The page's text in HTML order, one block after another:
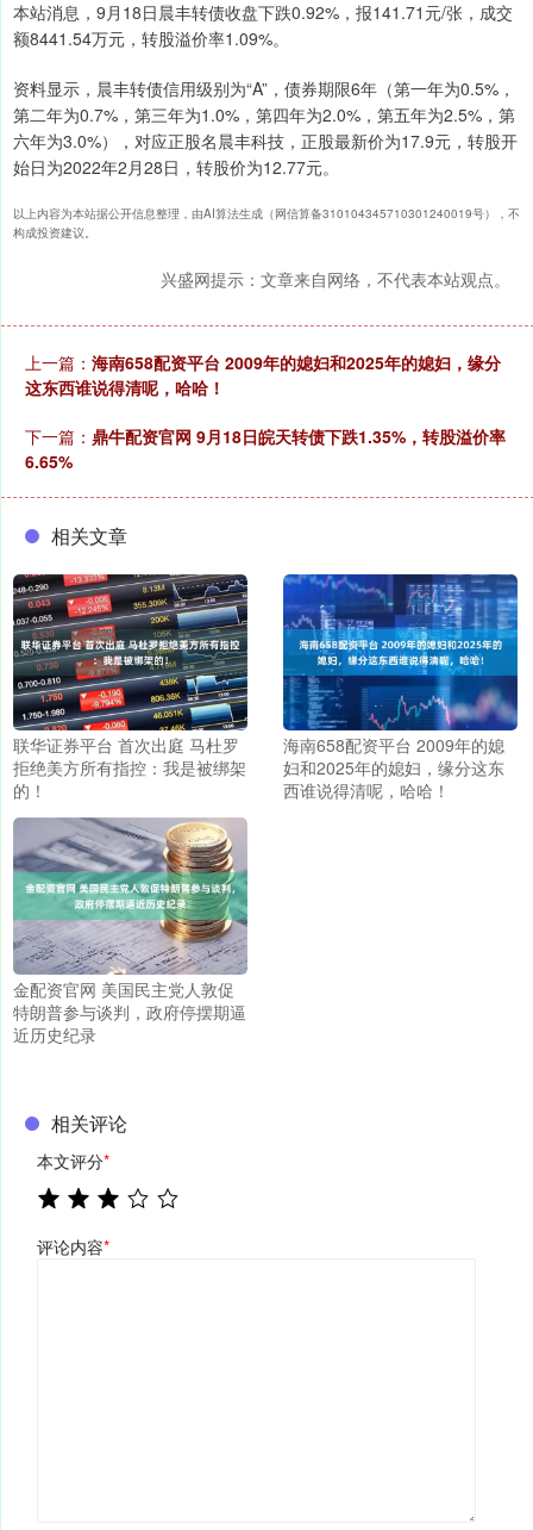
本站消息，9月18日晨丰转债收盘下跌0.92%，报141.71元/张，成交
额8441.54万元，转股溢价率1.09%。
资料显示，晨丰转债信用级别为“A”，债券期限6年（第一年为0.5%，
第二年为0.7%，第三年为1.0%，第四年为2.0%，第五年为2.5%，第
六年为3.0%），对应正股名晨丰科技，正股最新价为17.9元，转股开
始日为2022年2月28日，转股价为12.77元。
以上内容为本站据公开信息整理，由AI算法生成（网信算备310104345710301240019号），不
构成投资建议。
兴盛网提示：文章来自网络，不代表本站观点。
上一篇： 海南658配资平台 2009年的媳妇和2025年的媳妇，缘分
这东西谁说得清呢，哈哈！
下一篇： 鼎牛配资官网 9月18日皖天转债下跌1.35%，转股溢价率
6.65%
相关文章
联华证券平台 首次出庭 马杜罗
拒绝美方所有指控：我是被绑架
的！
海南658配资平台 2009年的媳
妇和2025年的媳妇，缘分这东
西谁说得清呢，哈哈！
金配资官网 美国民主党人敦促
特朗普参与谈判，政府停摆期逼
近历史纪录
相关评论
本文评分*
评论内容*